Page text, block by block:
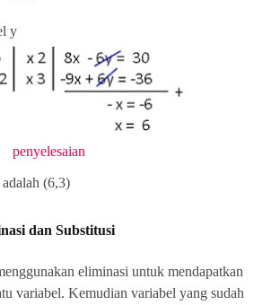
y
penyelesaian
(6,3)
dan Substitusi
eliminasi untuk mendapatkan
variabel. Kemudian variabel yang sudah